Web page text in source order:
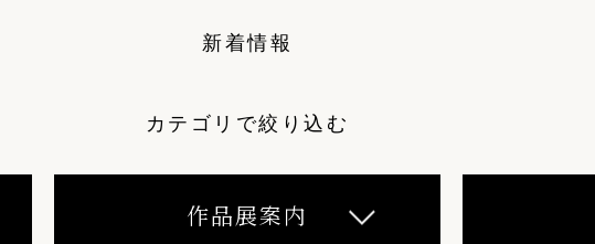
新着情報
カテゴリで絞り込む
作品展案内